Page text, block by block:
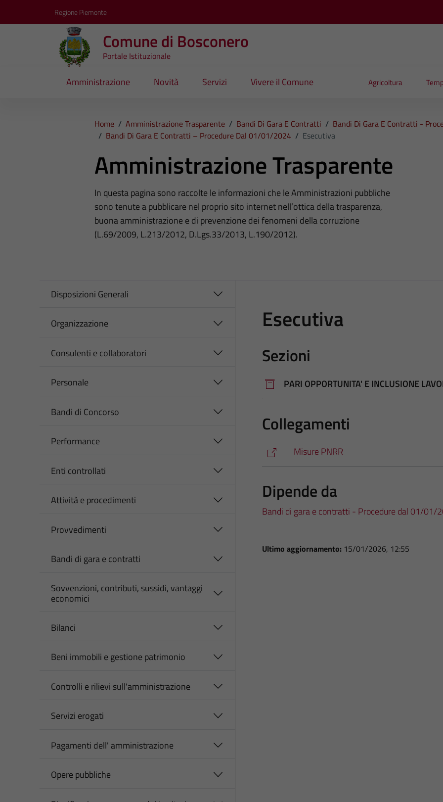
Regione Piemonte
Comune di Bosconero
Portale Istituzionale
Amministrazione Novità Servizi Vivere il Comune Agricoltura
Home / Amministrazione Trasparente / Bandi Di Gara E Contratti / Bandi Di Gara E Contratti -
/ Bandi Di Gara E Contratti – Procedure Dal 01/01/2024 / Esecutiva
Amministrazione Trasparente
In questa pagina sono raccolte le informazioni che le Amministrazioni pubbliche
sono tenute a pubblicare nel proprio sito internet nell’ottica della trasparenza,
buona amministrazione e di prevenzione dei fenomeni della corruzione
(L.69/2009, L.213/2012, D.Lgs.33/2013, L.190/2012).
Disposizioni Generali
Organizzazione
Consulenti e collaboratori
Personale
Bandi di Concorso
Performance
Enti controllati
Attività e procedimenti
Provvedimenti
Bandi di gara e contratti
Sovvenzioni, contributi, sussidi, vantaggi
economici
Bilanci
Beni immobili e gestione patrimonio
Controlli e rilievi sull'amministrazione
Servizi erogati
Pagamenti dell' amministrazione
Opere pubbliche
Esecutiva
Sezioni
PARI OPPORTUNITA' E INCLUSIONE
Collegamenti
Misure PNRR
Dipende da
Bandi di gara e contratti - Procedure dal 01/01/
Ultimo aggiornamento: 15/01/2026, 12:55